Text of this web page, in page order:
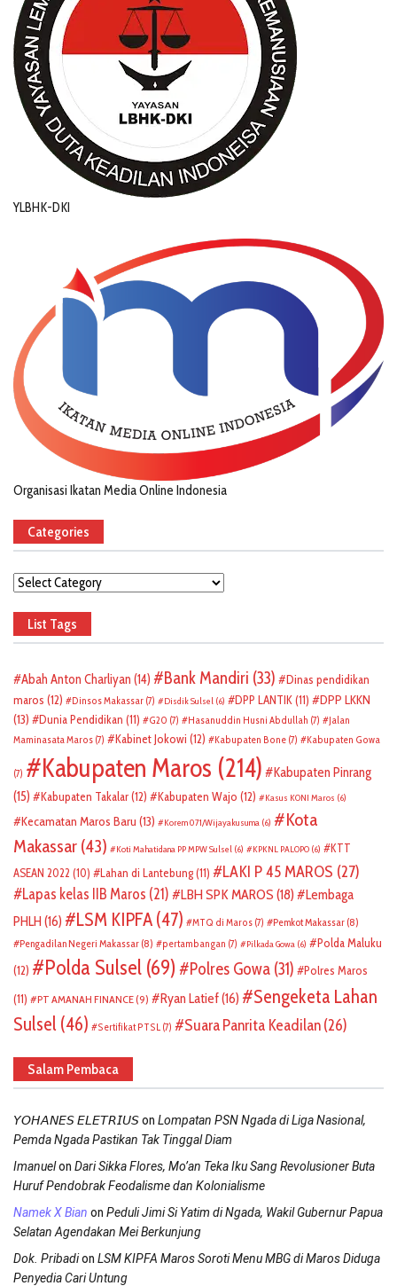
YLBHK-DKI
Organisasi Ikatan Media Online Indonesia
Categories
Categories
List Tags
Abah Anton Charliyan (14) Bank Mandiri (33)
Dinas pendidikan
maros (12) Dinsos Makassar (7) Disdik Sulsel (6) DPP LANTIK(11)
DPP LKKN
(13)
Dunia Pendidikan (11) G20 (7) Hasanuddin Husni Abdullah (7)
Jalan
Maminasata Maros (7) Kabinet Jokowi (12) Kabupaten Bone (7) Kabupaten Gowa
(7) Kabupaten Maros (214)
Kabupaten Pinrang
(15)
Kabupaten Takalar(12) Kabupaten Wajo (12) Kasus KONI Maros (6)
Kecamatan Maros Baru (13) Korem 071/Wijayakusuma (6)
Kota
Makassar (43) Koti Mahatidana PP MPW Sulsel (6) KPKNL PALOPO (6)
KTT
ASEAN 2022 (10) Lahan di Lantebung(11) LAKI P 45 MAROS (27)
Lapas kelas IIB Maros (21) LBH SPK MAROS (18)
Lembaga
PHLH (16) LSM KIPFA (47) MTQ di Maros (7) Pemkot Makassar (8)
Pengadilan Negeri Makassar (8) pertambangan (7) Pilkada Gowa (6)
Polda Maluku
(12)
Polda Sulsel (69) Polres Gowa (31)
Polres Maros
(11)
PT AMANAH FINANCE(9) Ryan Latief(16)
Sengeketa Lahan
Sulsel (46) Sertifikat PTSL (7) Suara Panrita Keadilan(26)
Salam Pembaca
𝘠𝘖𝘏𝘈𝘕𝘌𝘚 𝘌𝘓𝘌𝘛𝘙𝘐𝘜𝘚on Lompatan PSN Ngada di Liga Nasional,
Pemda Ngada Pastikan Tak Tinggal Diam
Imanuelon Dari Sikka Flores, Mo’an Teka Iku Sang Revolusioner Buta
Huruf Pendobrak Feodalisme dan Kolonialisme
Namek X Bian on Peduli Jimi Si Yatim di Ngada, Wakil Gubernur Papua
Selatan Agendakan Mei Berkunjung
Dok. Pribadion LSM KIPFA Maros Soroti Menu MBG di Maros Diduga
Penyedia Cari Untung